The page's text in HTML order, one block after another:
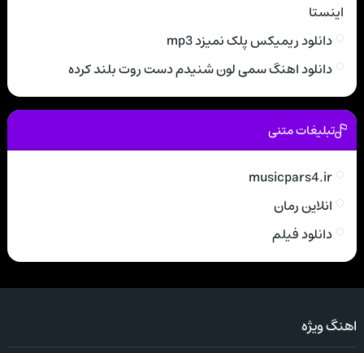
اینستا
دانلود ریمیکس پلک نمیزد mp3
دانلود اهنگ سمی لون شنیدم دست روت بلند کرده
تبلیغات متنی
musicpars4.ir
انلاین رمان
دانلود فیلم
اهنگ ویژه